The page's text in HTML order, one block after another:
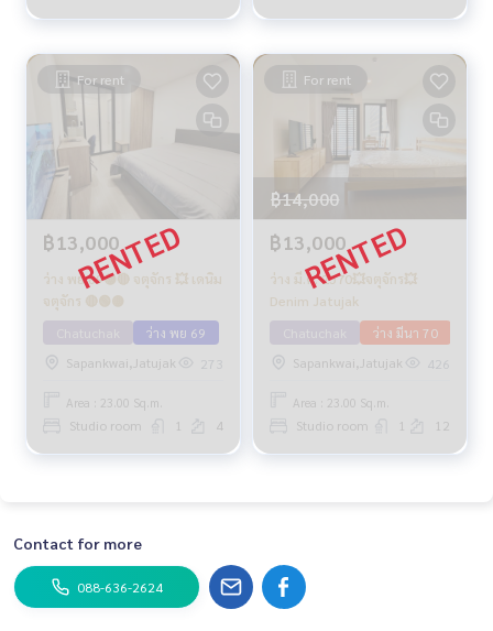
For rent
฿13,000
ว่าง พย 69🟡🔴 จตุจักร 💥 เดนิม
จตุจักร 🔴🟢🟡
ว่าง พย 69
Sapankwai,Jatujak
273
Area : 23.00 Sq.m.
Studio room 1 4
For rent
฿14,000
฿13,000
ว่าง มี.ค. 2570💥จตุจักร💥
Denim Jatujak
ว่าง มีนา 70
Sapankwai,Jatujak
426
Area : 23.00 Sq.m.
Studio room 1 12
Contact for more
088-636-2624